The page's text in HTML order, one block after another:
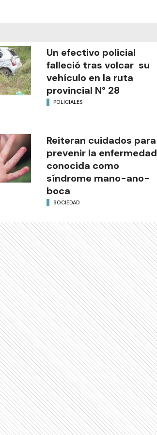
Un efectivo policial
falleció tras volcar su
vehículo en la ruta
provincial N° 28
POLICIALES
Reiteran cuidados para
prevenir la enfermedad
conocida como
síndrome mano-ano-
boca
SOCIEDAD